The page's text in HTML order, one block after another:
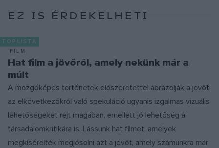
EZ IS ÉRDEKELHETI
TOPLISTA
FILM
Hat film a jövőről, amely nekünk már a
múlt
A mozgóképes történetek előszeretettel ábrázolják a jövőt,
az elkövetkezőkről való spekuláció ugyanis izgalmas vizuális
lehetőségeket rejt magában, emellett jó lehetőség a
társadalomkritikára is. Lássunk hat filmet, amelyek
megkísérelték megjósolni azt a jövőt, amely számunkra már